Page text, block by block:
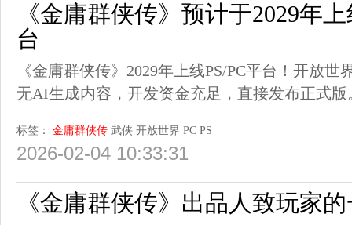
《金庸群侠传》预计于2029年
台
《金庸群侠传》2029年上线PS/PC平台！开放
无AI生成内容，开发资金充足，直接发布正式版
标签： 金庸群侠传 武侠 开放世界 PC PS
2026-02-04 10:33:31
《金庸群侠传》出品人致玩家